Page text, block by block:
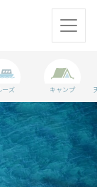
ーズ キャンプ